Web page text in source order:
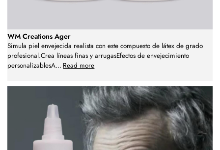
WM Creations Ager
Simula piel envejecida realista con este compuesto de látex de grado
profesional.Crea líneas finas y arrugasEfectos de envejecimiento
personalizablesA... Read more